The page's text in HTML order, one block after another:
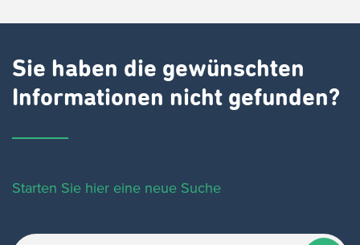
Sie haben die gewünschten
Informationen nicht gefunden?
Starten Sie hier eine neue Suche